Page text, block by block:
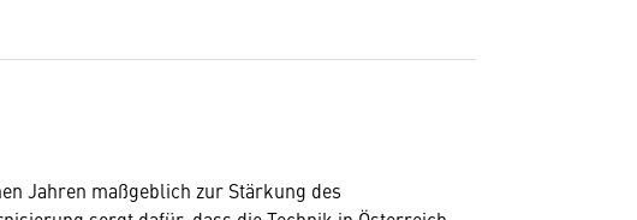
Jahren maßgeblich zur Stärkung des